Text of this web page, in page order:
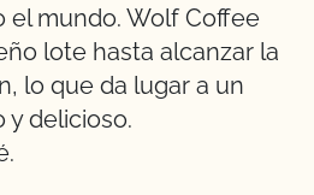
mundo. Wolf Coffee
lote hasta alcanzar la
lo que da lugar a un
y delicioso.